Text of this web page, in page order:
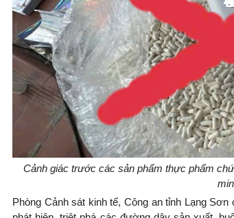
Cảnh giác trước các sản phẩm thực phẩm
Phòng Cảnh sát kinh tế, Công an tỉnh Lạng
TS. Nguyễn Đức Độ - Phó Viện
Viện Kinh tế Tài chính
"Có rất nhiều việc
ngay từ bây giờ và
đang được tiến
đầu tư cho khoa học
nghệ; ban hành các
khuyến khích đổi
khởi nghiệp..."